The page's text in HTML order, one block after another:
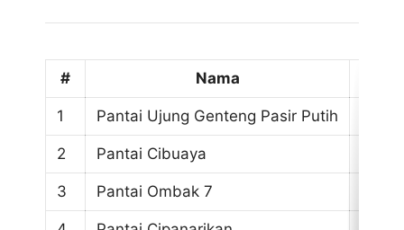
# Nama
1 Pantai Ujung Genteng Pasir Putih
2 Pantai Cibuaya
3 Pantai Ombak 7